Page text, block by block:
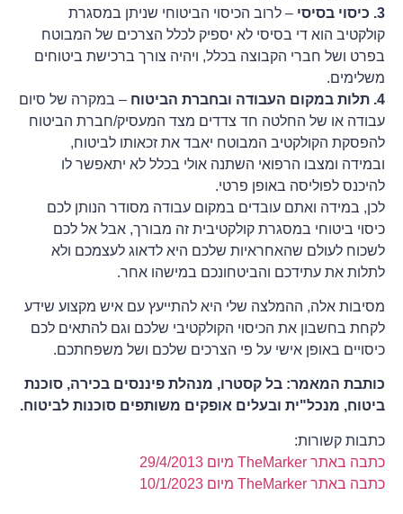
3. כיסוי בסיסי
– לרוב הכיסוי הביטוחי שניתן במסגרת
קולקטיב הוא די בסיסי לא יספיק לכלל הצרכים של המבוטח
בפרט ושל חברי הקבוצה בכלל, ויהיה צורך ברכישת ביטוחים
משלימים.
4. תלות במקום העבודה ובחברת הביטוח
– במקרה של סיום
עבודה או של החלטה חד צדדים מצד המעסיק/חברת הביטוח
להפסקת הקולקטיב המבוטח יאבד את זכאותו לביטוח,
ובמידה ומצבו הרפואי השתנה אולי בכלל לא יתאפשר לו
להיכנס לפוליסה באופן פרטי.
לכן, במידה ואתם עובדים במקום עבודה מסודר הנותן לכם
כיסוי ביטוחי במסגרת קולקטיבית זה מבורך, אבל אל לכם
לשכוח לעולם שהאחראיות שלכם היא לדאוג לעצמכם ולא
לתלות את עתידכם והביטחונכם במישהו אחר.
מסיבות אלה, ההמלצה שלי היא להתייעץ עם איש מקצוע שידע
לקחת בחשבון את הכיסוי הקולקטיבי שלכם וגם להתאים לכם
כיסויים באופן אישי על פי הצרכים שלכם ושל משפחתכם.
כותבת המאמר: בל קסטרו, מנהלת פיננסים בכירה, סוכנת
ביטוח, מנכל"ית ובעלים אופקים משותפים סוכנות לביטוח.
כתבות קשורות:
כתבה באתר TheMarker מיום 29/4/2013
כתבה באתר TheMarker מיום 10/1/2023